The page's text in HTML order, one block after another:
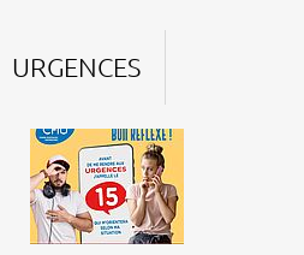
URGENCES